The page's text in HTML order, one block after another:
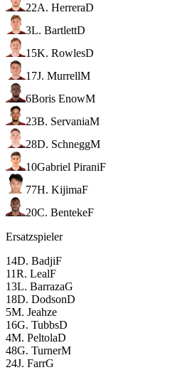
22A. HerreraD
3L. BartlettD
15K. RowlesD
17J. MurrellM
6Boris EnowM
23B. ServaniaM
28D. SchneggM
10Gabriel PiraniF
77H. KijimaF
20C. BentekeF
Ersatzspieler
14D. BadjiF
11R. LealF
13L. BarrazaG
18D. DodsonD
5M. Jeahze
16G. TubbsD
4M. PeltolaD
48G. TurnerM
24J. FarrG